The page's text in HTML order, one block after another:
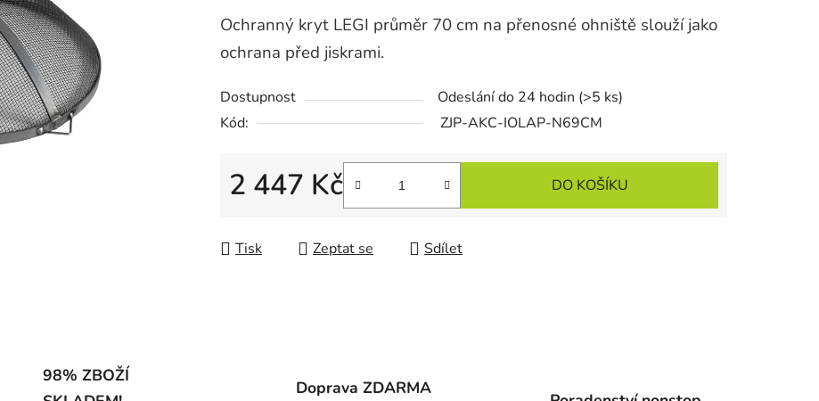
je
0,0
5
hvězdiček.
Ochranný kryt LEGI průměr 70 cm na přenosné ohniště slouží jako
ochrana před jiskrami.
Dostupnost Odeslání do 24 hodin (>5 ks)
Kód:
ZJP-AKC-IOLAP-N69CM
2 447 Kč DO KOŠÍKU
Tisk Zeptat se Sdílet
98% ZBOŽÍ
Doprava ZDARMA